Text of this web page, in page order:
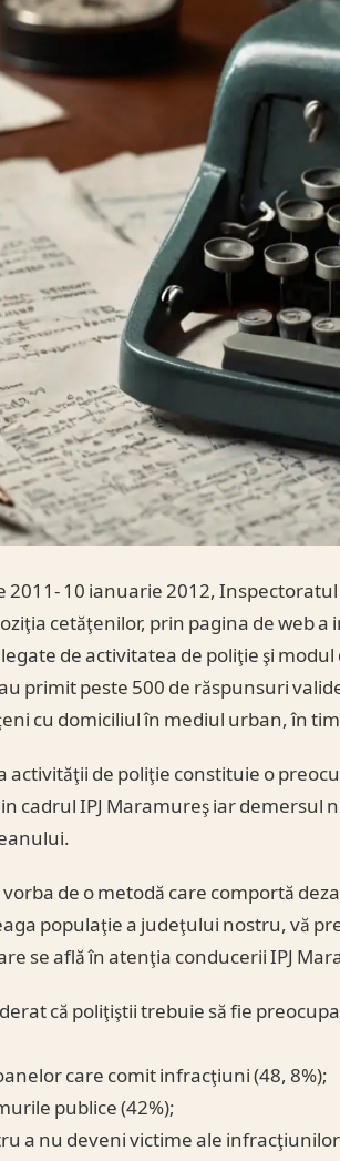
2011- 10 ianuarie 2012,
cetăţenilor, prin pagina de web
de activitatea de poliţie şi
primit peste 500 de răspunsuri
cu domiciliul în mediul urban, în
activităţii de poliţie constituie o
cadrul IPJ Maramureş iar demersul
de o metodă care comportă
populaţie a judeţului nostru, vă
se află în atenţia conducerii IPJ
că poliţiştii trebuie să fie
care comit infracţiuni (48, 8%);
publice (42%);
a nu deveni victime ale infracţiunilor